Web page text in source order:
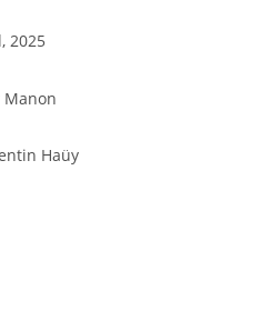
2025
Haüy